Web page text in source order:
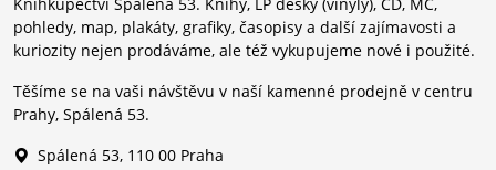
pohledy, map, plakáty, grafiky, časopisy a další zajímavosti a
kuriozity nejen prodáváme, ale též vykupujeme nové i použité.
Těšíme se na vaši návštěvu v naší kamenné prodejně v centru
Prahy, Spálená 53.
Spálená 53, 110 00 Praha